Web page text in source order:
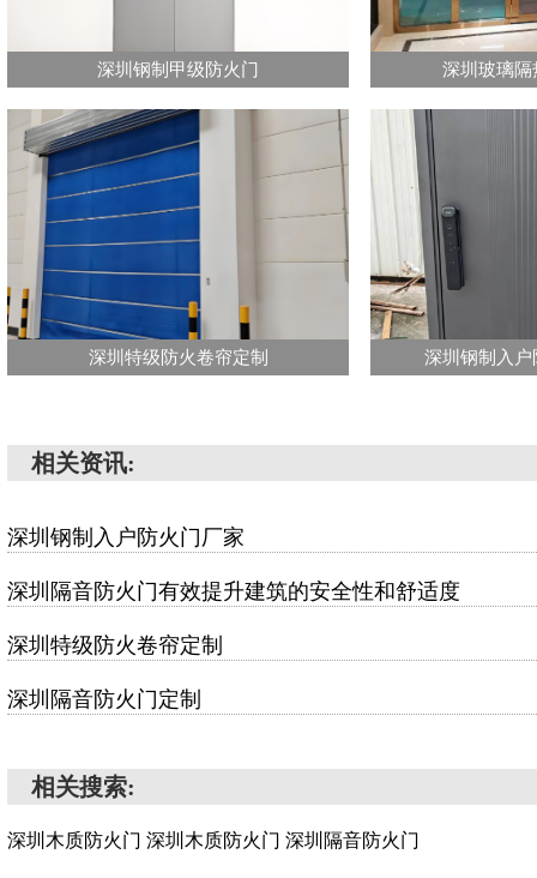
深圳钢制甲级防火门 深圳玻璃
深圳特级防火卷帘定制 深圳钢制入
相关资讯:
深圳钢制入户防火门厂家
深圳隔音防火门有效提升建筑的安全性和舒适度
深圳特级防火卷帘定制
深圳隔音防火门定制
相关搜索:
深圳木质防火门 深圳木质防火门 深圳隔音防火门